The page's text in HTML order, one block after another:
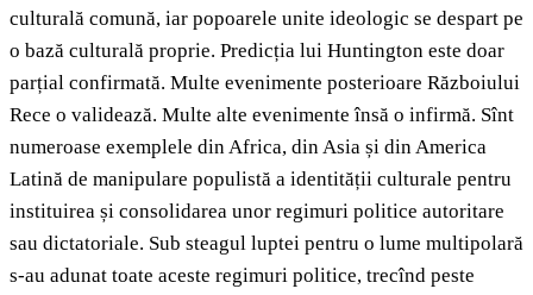
culturală comună, iar popoarele unite ideologic se despart pe
o bază culturală proprie. Predicția lui Huntington este doar
parțial confirmată. Multe evenimente posterioare Războiului
Rece o validează. Multe alte evenimente însă o infirmă. Sînt
numeroase exemplele din Africa, din Asia și din America
Latină de manipulare populistă a identității culturale pentru
instituirea și consolidarea unor regimuri politice autoritare
sau dictatoriale. Sub steagul luptei pentru o lume multipolară
s-au adunat toate aceste regimuri politice, trecînd peste